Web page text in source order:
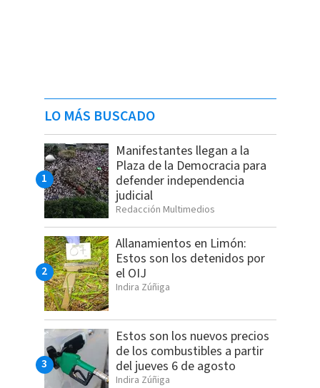
LO MÁS BUSCADO
Manifestantes llegan a la
Plaza de la Democracia para
defender independencia
judicial
Redacción Multimedios
Allanamientos en Limón:
Estos son los detenidos por
el OIJ
Indira Zúñiga
Estos son los nuevos precios
de los combustibles a partir
del jueves 6 de agosto
Indira Zúñiga